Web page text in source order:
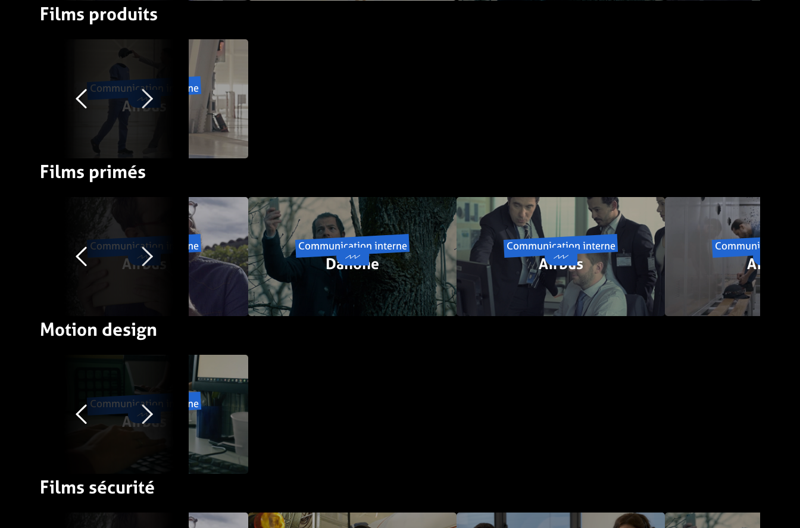
Films produits
Communication interne
Airbus
Films primés
Communication interne
Airbus
Communication interne
Danone
Communication interne
Airbus
Communication
Airbus
Motion design
Communication interne
Airbus
Films sécurité